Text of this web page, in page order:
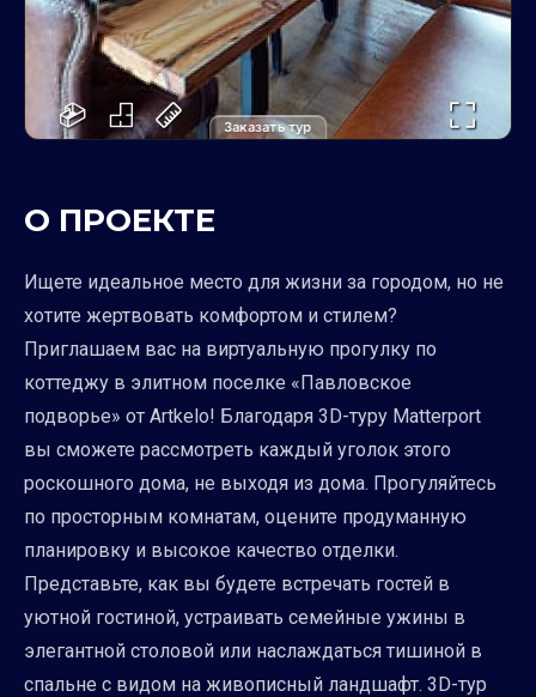
Заказать тур
О ПРОЕКТЕ
Ищете идеальное место для жизни за городом, но не
хотите жертвовать комфортом и стилем?
Приглашаем вас на виртуальную прогулку по
коттеджу в элитном поселке «Павловское
подворье» от Artkelo! Благодаря 3D-туру Matterport
вы сможете рассмотреть каждый уголок этого
роскошного дома, не выходя из дома. Прогуляйтесь
по просторным комнатам, оцените продуманную
планировку и высокое качество отделки.
Представьте, как вы будете встречать гостей в
уютной гостиной, устраивать семейные ужины в
элегантной столовой или наслаждаться тишиной в
спальне с видом на живописный ландшафт. 3D-тур